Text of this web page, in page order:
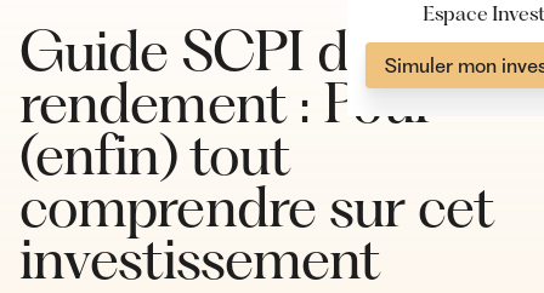
Espace
Simuler mon
Guide SCPI de
rendement : Pour
(enfin) tout
comprendre sur cet
investissement